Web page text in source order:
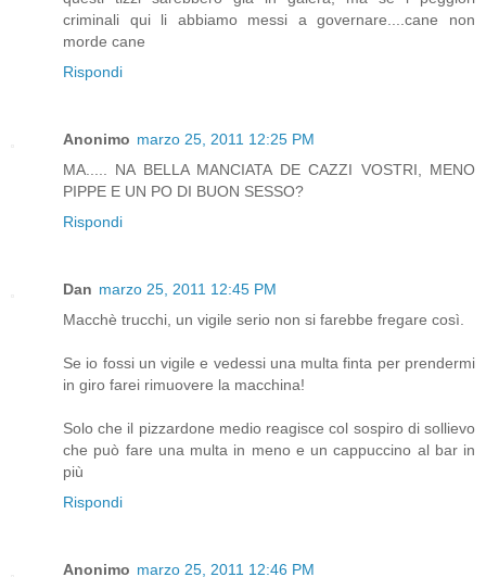
criminali qui li abbiamo messi a governare....cane non
morde cane
Rispondi
Anonimo marzo 25, 2011 12:25 PM
MA..... NA BELLA MANCIATA DE CAZZI VOSTRI, MENO
PIPPE E UN PO DI BUON SESSO?
Rispondi
Dan marzo 25, 2011 12:45 PM
Macchè trucchi, un vigile serio non si farebbe fregare così.
Se io fossi un vigile e vedessi una multa finta per prendermi
in giro farei rimuovere la macchina!
Solo che il pizzardone medio reagisce col sospiro di sollievo
che può fare una multa in meno e un cappuccino al bar in
più
Rispondi
Anonimo marzo 25, 2011 12:46 PM